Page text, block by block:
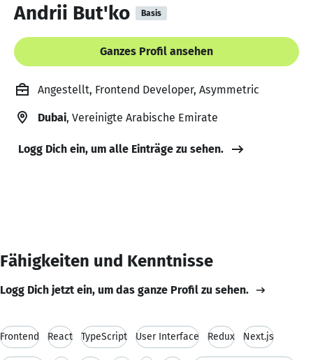
Andrii But'ko Basis
Ganzes Profil ansehen
Angestellt, Frontend Developer, Asymmetric
Dubai, Vereinigte Arabische Emirate
Logg Dich ein, um alle Einträge zu sehen.
Fähigkeiten und Kenntnisse
Logg Dich jetzt ein, um das ganze Profil zu sehen.
Frontend React TypeScript User Interface Redux Next.js